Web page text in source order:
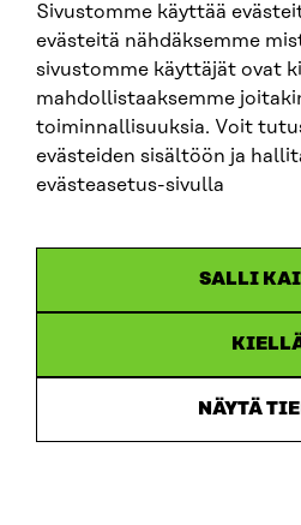
Sivustomme käyttää
evästeitä nähdäksemme
sivustomme käyttäjät ovat
mahdollistaaksemme
toiminnallisuuksia. Voit
evästeiden sisältöön ja
evästeasetus-sivulla
SALLI
NÄYTÄ
SITRA SOSIAALISESSA MEDIASSA
LinkedIn
Instagram
YouTube
Saavutettavuusseloste
Asiakirjajulkisuus